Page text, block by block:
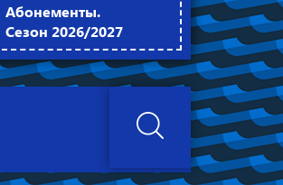
Абонементы.
Сезон 2026/2027